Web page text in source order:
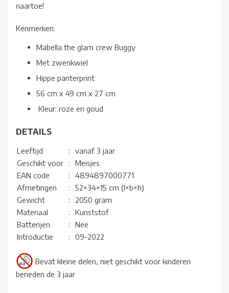
naartoe!
Kenmerken:
Mabella the glam crew Buggy
Met zwenkwiel
Hippe panterprint
56 cm x 49 cm x 27 cm
Kleur: roze en goud
DETAILS
Leeftijd :
vanaf 3 jaar
Geschikt voor
:
Meisjes
EAN code
:
4894897000771
Afmetingen
:
52×34×15 cm (l×b×h)
Gewicht
:
2050 gram
Materiaal
:
Kunststof
Batterijen
:
Nee
Introductie
: 09-2022
Bevat kleine delen, niet geschikt voor kinderen
beneden de 3 jaar